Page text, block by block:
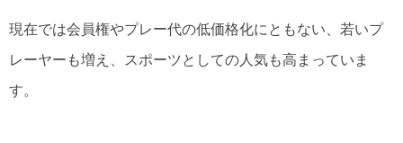
現在では会員権やプレー代の低価格化にともない、若いプ
レーヤーも増え、スポーツとしての人気も高まっていま
す。